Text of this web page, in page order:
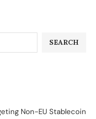
SEARCH
Non-EU Stablecoin